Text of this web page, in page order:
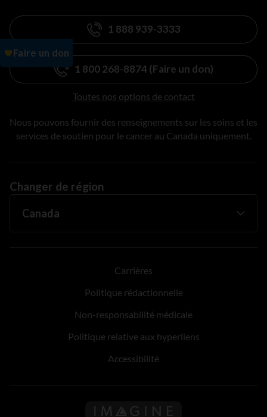
1 888 939-3333
1 800 268-8874 (Faire un don)
Toutes nos options de contact
Nous pouvons fournir des renseignements sur les soins et les
services de soutien pour le cancer au Canada uniquement.
Changer de région
Carrières
Politique rédactionnelle
Non-responsabilité médicale
Politique relative aux hyperliens
Accessibilité